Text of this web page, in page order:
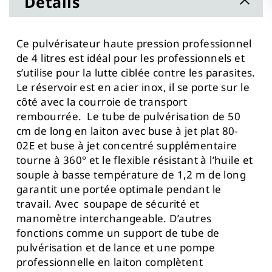
Ce pulvérisateur haute pression professionnel
de 4 litres est idéal pour les professionnels et
s’utilise pour la lutte ciblée contre les parasites.
Le réservoir est en acier inox, il se porte sur le
côté avec la courroie de transport
rembourrée. Le tube de pulvérisation de 50
cm de long en laiton avec buse à jet plat 80-
02E et buse à jet concentré supplémentaire
tourne à 360° et le flexible résistant à l’huile et
souple à basse température de 1,2 m de long
garantit une portée optimale pendant le
travail. Avec soupape de sécurité et
manomètre interchangeable. D’autres
fonctions comme un support de tube de
pulvérisation et de lance et une pompe
professionnelle en laiton complètent